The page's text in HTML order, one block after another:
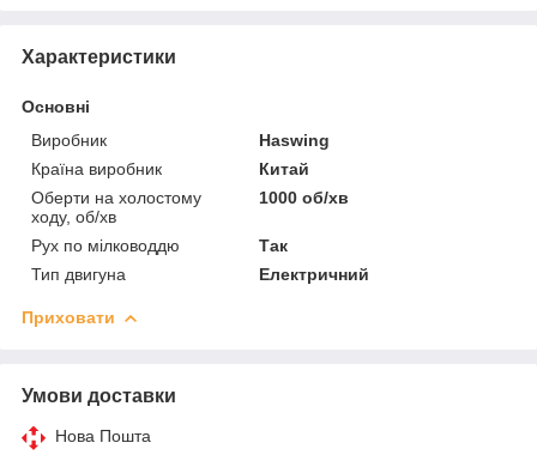
Характеристики
Основні
Виробник
Haswing
Країна виробник
Китай
Оберти на холостому
ходу, об/хв
1000 об/хв
Рух по мілководдю
Так
Тип двигуна
Електричний
Приховати
Умови доставки
Нова Пошта